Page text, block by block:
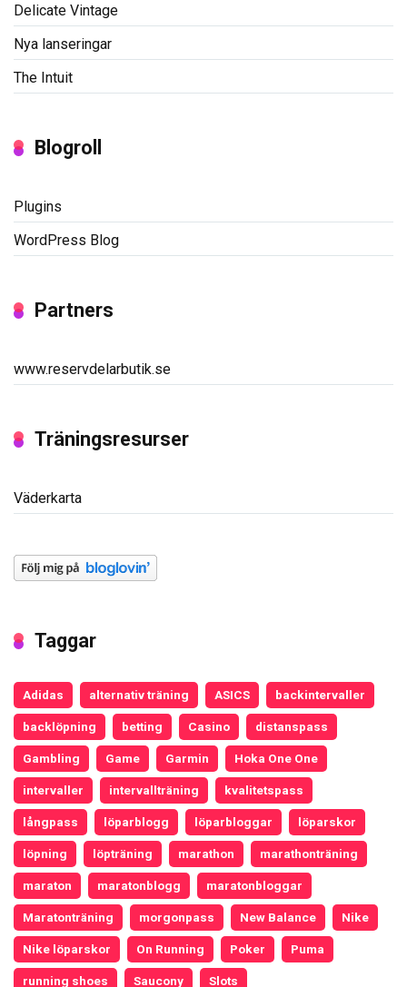
Delicate Vintage
Nya lanseringar
The Intuit
Blogroll
Plugins
WordPress Blog
Partners
www.reservdelarbutik.se
Träningsresurser
Väderkarta
Taggar
Adidas alternativ träning ASICS backintervaller
backlöpning betting Casino distanspass
Gambling Game Garmin Hoka One One
intervaller intervallträning kvalitetspass
långpass löparblogg löparbloggar löparskor
löpning löpträning marathon marathonträning
maraton maratonblogg maratonbloggar
Maratonträning morgonpass New Balance Nike
Nike löparskor On Running Poker Puma
running shoes Saucony Slots